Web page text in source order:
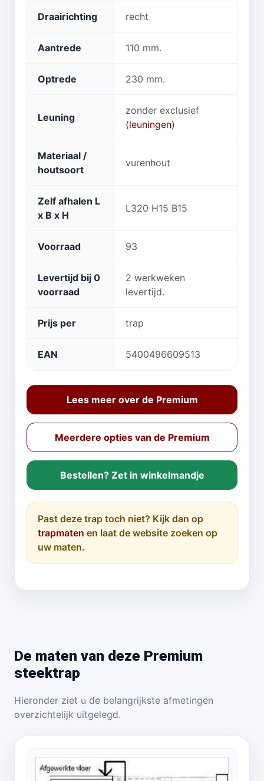
Draairichting recht
Aantrede 110 mm.
Optrede 230 mm.
Leuning
zonder exclusief
(leuningen)
Materiaal /
houtsoort
vurenhout
Zelf afhalen L
x B x H
L320 H15 B15
Voorraad 93
Levertijd bij 0
voorraad
2 werkweken
levertijd.
Prijs per trap
EAN 5400496609513
Lees meer over de Premium
Meerdere opties van de Premium
Bestellen? Zet in winkelmandje
Past deze trap toch niet? Kijk dan op
trapmaten en laat de website zoeken op
uw maten.
De maten van deze Premium
steektrap
Hieronder ziet u de belangrijkste afmetingen
overzichtelijk uitgelegd.